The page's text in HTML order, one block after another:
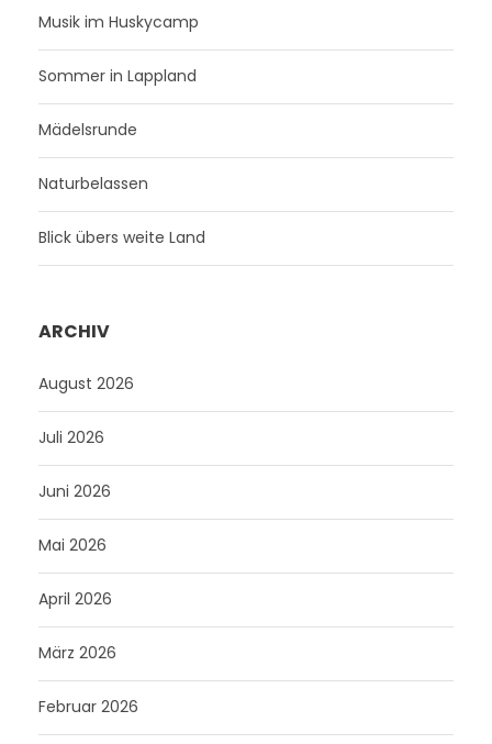
Musik im Huskycamp
Sommer in Lappland
Mädelsrunde
Naturbelassen
Blick übers weite Land
ARCHIV
August 2026
Juli 2026
Juni 2026
Mai 2026
April 2026
März 2026
Februar 2026